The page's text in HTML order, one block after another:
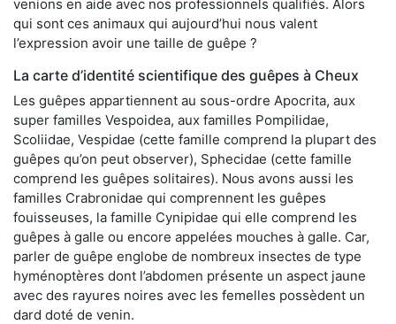
venions en aide avec nos professionnels qualifiés. Alors
qui sont ces animaux qui aujourd’hui nous valent
l’expression avoir une taille de guêpe ?
La carte d’identité scientifique des guêpes à Cheux
Les guêpes appartiennent au sous-ordre Apocrita, aux
super familles Vespoidea, aux familles Pompilidae,
Scoliidae, Vespidae (cette famille comprend la plupart des
guêpes qu’on peut observer), Sphecidae (cette famille
comprend les guêpes solitaires). Nous avons aussi les
familles Crabronidae qui comprennent les guêpes
fouisseuses, la famille Cynipidae qui elle comprend les
guêpes à galle ou encore appelées mouches à galle. Car,
parler de guêpe englobe de nombreux insectes de type
hyménoptères dont l’abdomen présente un aspect jaune
avec des rayures noires avec les femelles possèdent un
dard doté de venin.